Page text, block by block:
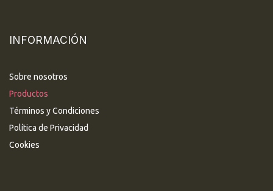
INFORMACIÓN
Sobre nosotros
Productos
Términos y Condiciones
Política de Privacidad
Cookies